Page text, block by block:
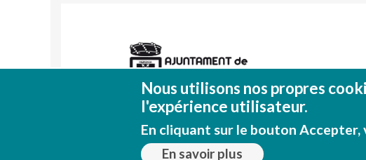
Nous utilisons nos propres
l'expérience utilisateur.
En cliquant sur le bouton
En savoir plus